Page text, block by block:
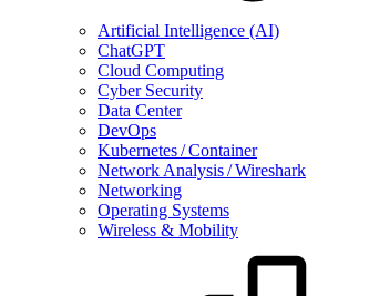
Artificial Intelligence (AI)
ChatGPT
Cloud Computing
Cyber Security
Data Center
DevOps
Kubernetes / Container
Network Analysis / Wireshark
Networking
Operating Systems
Wireless & Mobility